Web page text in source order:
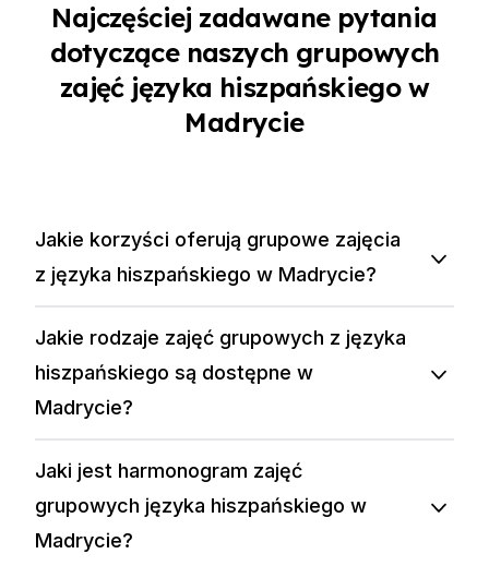
Najczęściej zadawane pytania
dotyczące naszych grupowych
zajęć języka hiszpańskiego w
Madrycie
Jakie korzyści oferują grupowe zajęcia
z języka hiszpańskiego w Madrycie?
Jakie rodzaje zajęć grupowych z języka
hiszpańskiego są dostępne w
Madrycie?
Jaki jest harmonogram zajęć
grupowych języka hiszpańskiego w
Madrycie?